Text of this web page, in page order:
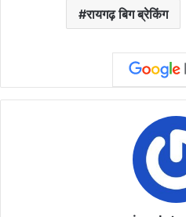
रायगढ़ बिग ब्रेकिंग